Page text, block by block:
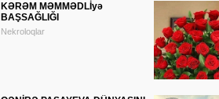
KƏRƏM MƏMMƏDLİyə
BAŞSAĞLIĞI
Nekroloqlar